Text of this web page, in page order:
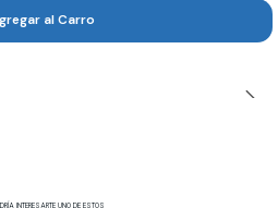
al Carro
INTERESARTE UNO DE ESTOS